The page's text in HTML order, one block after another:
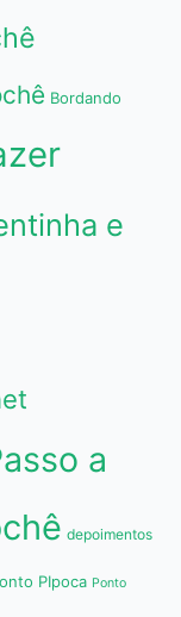
Bordando
e
a
depoimentos
PIpoca Ponto